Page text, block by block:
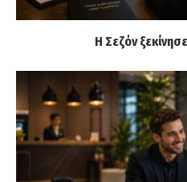
Η Σεζόν